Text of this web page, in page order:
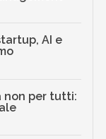
AI e
non per tutti: